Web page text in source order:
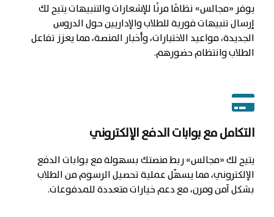
يوفر «مجالس» نظامًا مرنًا للإشعارات والتنبيهات يتيح لك
إرسال تنبيهات فورية للطلاب والإداريين حول الدروس
الجديدة، مواعيد الاختبارات، وأخبار المنصة، مما يعزز تفاعل
الطلاب وانتظام حضورهم.
التكامل مع بوابات الدفع الإلكتروني
يتيح لك «مجالس» ربط منصتك بسهولة مع بوابات الدفع
الإلكتروني، مما يسهّل عملية تحصيل الرسوم من الطلاب
بشكل آمن ومرن، مع دعم خيارات متعددة للمدفوعات.